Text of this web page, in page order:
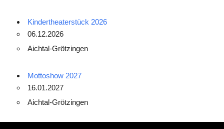
Kindertheaterstück 2026
06.12.2026
Aichtal-Grötzingen
Mottoshow 2027
16.01.2027
Aichtal-Grötzingen